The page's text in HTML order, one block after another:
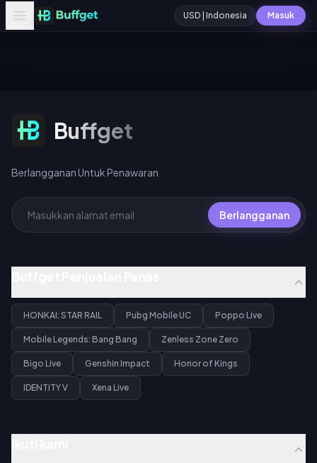
USD | Indonesia Masuk
Berlangganan Untuk Penawaran
Buffget
Berlangganan Untuk Penawaran
Berlangganan
HONKAI: STAR RAIL Pubg Mobile UC Poppo Live
Mobile Legends: Bang Bang Zenless Zone Zero
Bigo Live Genshin Impact Honor of Kings
IDENTITY V Xena Live